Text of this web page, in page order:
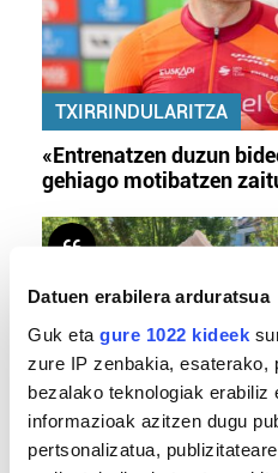
Datuen erabilera arduratsua
Guk eta gure 1022 kideek
zure IP zenbakia, esaterako,
bezalako teknologiak erabiliz
informazioak azitzen dugu
pertsonalizatua,
TXIRRINDULARITZA
«Entrenatzen duzun
gehiago motibatzen
MEMORIA HISTORIKOA